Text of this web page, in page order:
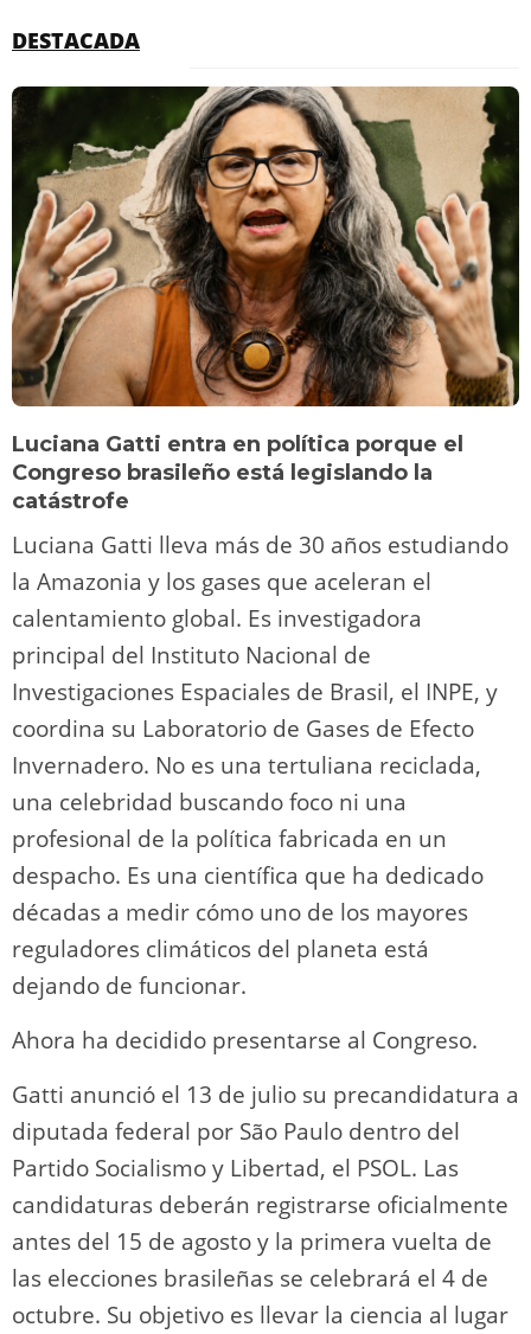
DESTACADA
Luciana Gatti entra en política porque el
Congreso brasileño está legislando la
catástrofe
Luciana Gatti lleva más de 30 años estudiando
la Amazonia y los gases que aceleran el
calentamiento global. Es investigadora
principal del Instituto Nacional de
Investigaciones Espaciales de Brasil, el INPE, y
coordina su Laboratorio de Gases de Efecto
Invernadero. No es una tertuliana reciclada,
una celebridad buscando foco ni una
profesional de la política fabricada en un
despacho. Es una científica que ha dedicado
décadas a medir cómo uno de los mayores
reguladores climáticos del planeta está
dejando de funcionar.
Ahora ha decidido presentarse al Congreso.
Gatti anunció el 13 de julio su precandidatura a
diputada federal por São Paulo dentro del
Partido Socialismo y Libertad, el PSOL. Las
candidaturas deberán registrarse oficialmente
antes del 15 de agosto y la primera vuelta de
las elecciones brasileñas se celebrará el 4 de
octubre. Su objetivo es llevar la ciencia al lugar